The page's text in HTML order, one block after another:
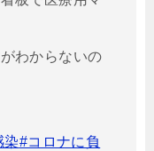
わからないの
染#コロナに負